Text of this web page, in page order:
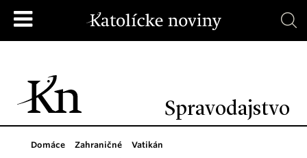
Spravodajstvo
Domáce Zahraničné Vatikán